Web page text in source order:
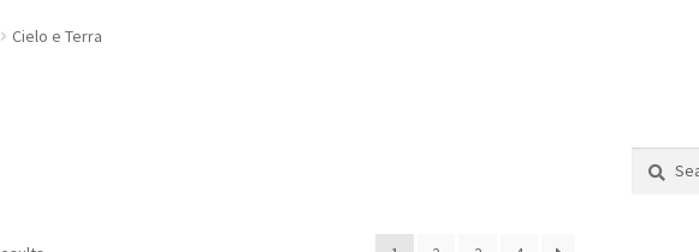
Despre noi
Cielo e Terra
Search
Search